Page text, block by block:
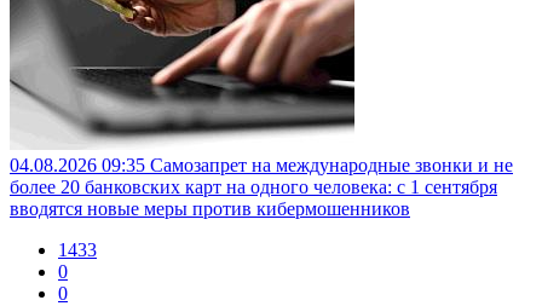
04.08.2026 09:35 Самозапрет на международные звонки и не
более 20 банковских карт на одного человека: с 1 сентября
вводятся новые меры против кибермошенников
1433
0
0